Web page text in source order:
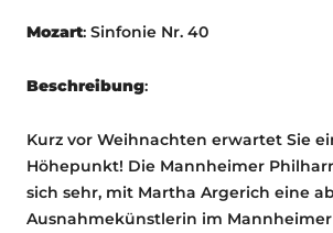
Mozart: Sinfonie Nr. 40
Beschreibung:
Kurz vor Weihnachten erwartet Sie
Höhepunkt! Die Mannheimer
sich sehr, mit Martha Argerich eine
Ausnahmekünstlerin im